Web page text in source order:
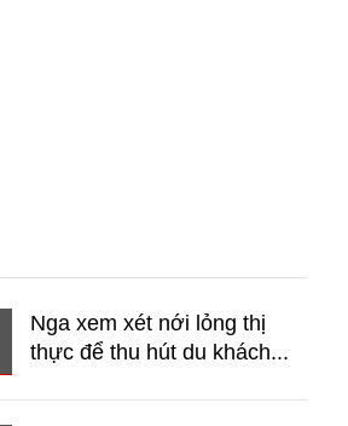
Nga xem xét nới lỏng thị
thực để thu hút du khách...